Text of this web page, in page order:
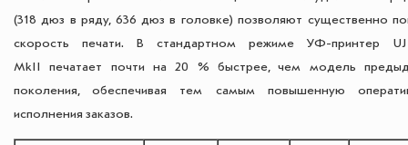
(318 дюз в ряду, 636 дюз в головке) позволяют существенно
скорость печати. В стандартном режиме УФ-принтер
MkII печатает почти на 20 % быстрее, чем модель
поколения, обеспечивая тем самым повышенную
исполнения заказов.